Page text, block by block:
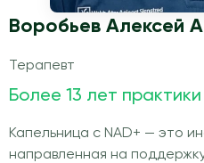
Воробьев Алексей
Терапевт
Более 13 лет практики
Капельница с NAD+ — это
направленная на